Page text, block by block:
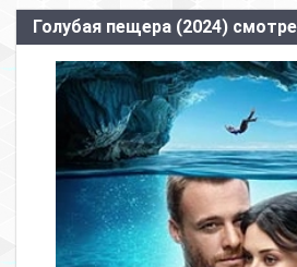
Голубая пещера (2024)